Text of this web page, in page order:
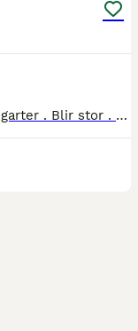
Vaquero är ett livlig kille med goda gångarter . Blir stor . Ca 160 nu Hans pappa Cashmere är en hispanoarab med väldigt trevligt temperament som lämnar arbetsvilliga trevliga hästar med god ridbarhet. Mor Delphi - Rose är kwpn dressyrstammad med hopp blod i . Wup - Hofnar - Doruto Vaquero har 7 helsyskon födda hos mig För mer info och bilder/film kolla vår Facebo